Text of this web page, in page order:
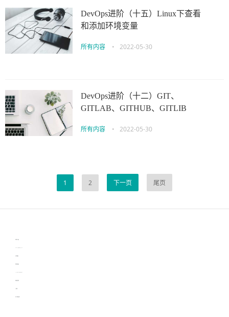
DevOps进阶（十五）Linux下查看
和添加环境变量
所有内容 • 2022-05-30
DevOps进阶（十二）GIT、
GITLAB、GITHUB、GITLIB
所有内容 • 2022-05-30
1 2 下一页 尾页